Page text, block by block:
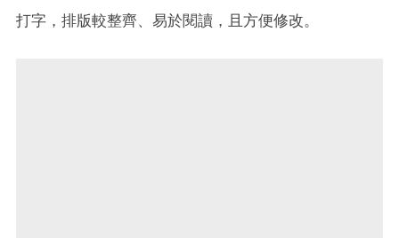
打字，排版較整齊、易於閱讀，且方便修改。